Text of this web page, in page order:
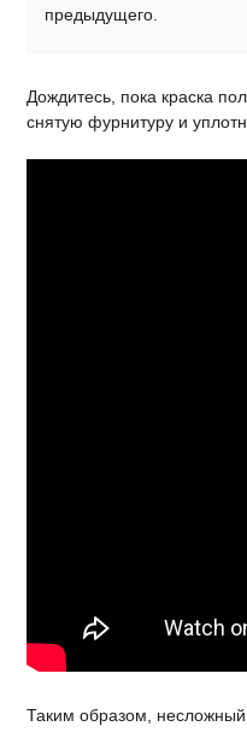
предыдущего.
Дождитесь, пока краска
снятую фурнитуру и
Таким образом,